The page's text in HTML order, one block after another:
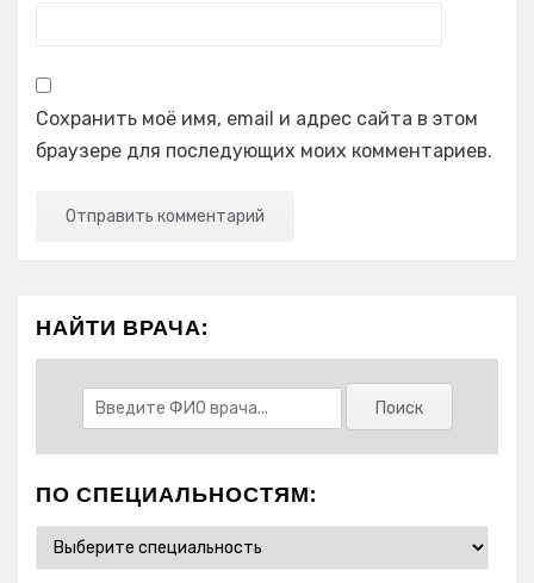
Сохранить моё имя, email и адрес сайта в этом
браузере для последующих моих комментариев.
НАЙТИ ВРАЧА:
ПО СПЕЦИАЛЬНОСТЯМ: